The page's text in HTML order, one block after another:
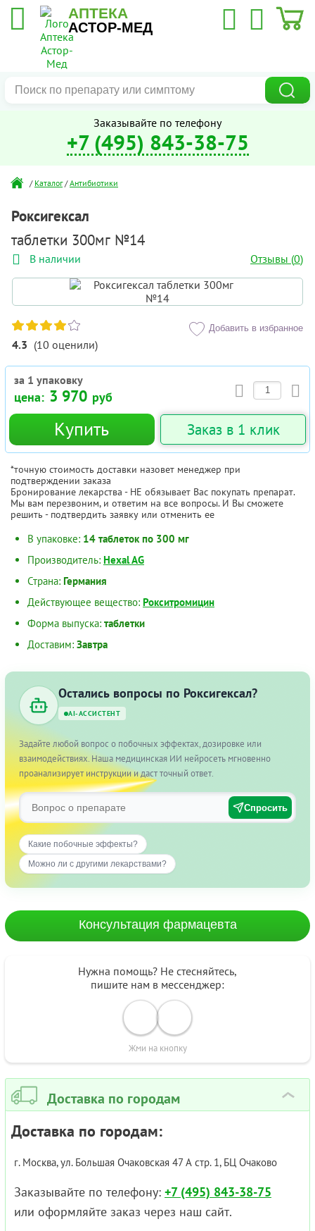
АПТЕКА
АСТОР-МЕД
Заказывайте по телефону
+7 (495) 843-38-75
/ Каталог /Антибиотики
Роксигексал
таблетки 300мг №14
В наличии Отзывы (0)
4.3 (10 оценили)
Добавить в избранное
за 1 упаковку
цена: 3 970 руб
Купить Заказ в 1 клик
*точную стоимость доставки назовет менеджер при
подтверждении заказа
Бронирование лекарства - НЕ обязывает Вас покупать препарат.
Мы вам перезвоним, и ответим на все вопросы. И Вы сможете
решить - подтвердить заявку или отменить ее
В упаковке: 14 таблеток по 300 мг
Производитель: Hexal AG
Страна: Германия
Действующее вещество: Рокситромицин
Форма выпуска: таблетки
Доставим: Завтра
Остались вопросы по Роксигексал?
AI-АССИСТЕНТ
Задайте любой вопрос о побочных эффектах, дозировке или
взаимодействиях. Наша медицинская ИИ нейросеть мгновенно
проанализирует инструкции и даст точный ответ.
Спросить
Какие побочные эффекты?
Можно ли с другими лекарствами?
Консультация фармацевта
Нужна помощь? Не стесняйтесь,
пишите нам в мессенджер:
Жми на кнопку
Доставка по городам ›
Доставка по городам:
г. Москва, ул. Большая Очаковская 47 А стр. 1, БЦ Очаково
Заказывайте по телефону: +7 (495) 843-38-75
или оформляйте заказ через наш сайт.